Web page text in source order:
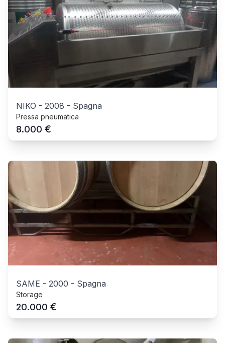
NIKO - 2008 - Spagna
Pressa pneumatica
8.000 €
SAME - 2000 - Spagna
Storage
20.000 €